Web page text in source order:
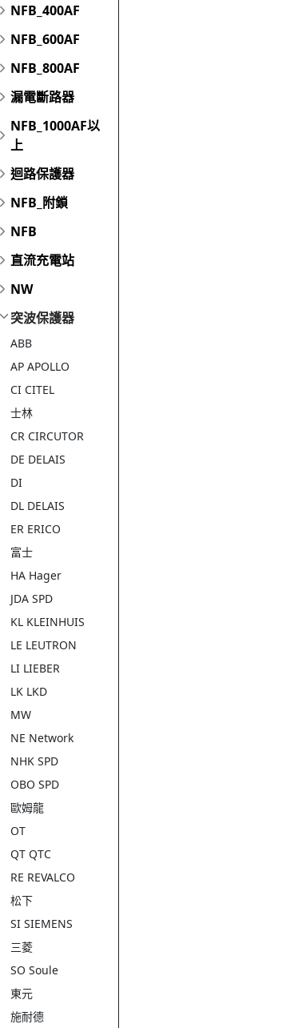
NFB_400AF
NFB_600AF
NFB_800AF
漏電斷路器
NFB_1000AF以
上
迴路保護器
NFB_附鎖
NFB
直流充電站
NW
突波保護器
ABB
AP APOLLO
CI CITEL
士林
CR CIRCUTOR
DE DELAIS
DI
DL DELAIS
ER ERICO
富士
HA Hager
JDA SPD
KL KLEINHUIS
LE LEUTRON
LI LIEBER
LK LKD
MW
NE Network
NHK SPD
OBO SPD
歐姆龍
OT
QT QTC
RE REVALCO
松下
SI SIEMENS
三菱
SO Soule
東元
施耐德